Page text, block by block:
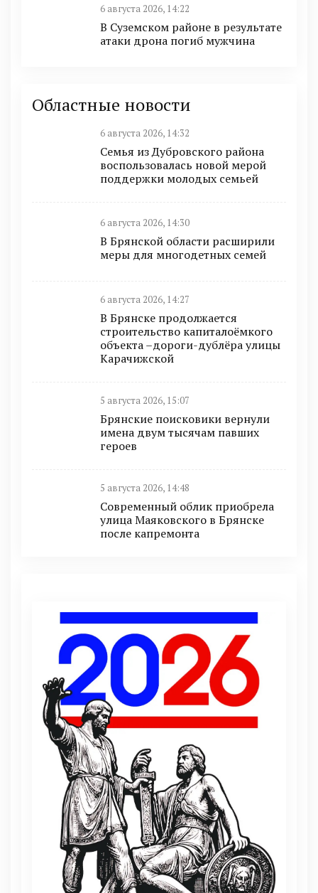
6 августа 2026, 14:22
В Суземском районе в результате
атаки дрона погиб мужчина
Областные новости
6 августа 2026, 14:32
Семья из Дубровского района
воспользовалась новой мерой
поддержки молодых семьей
6 августа 2026, 14:30
В Брянской области расширили
меры для многодетных семей
6 августа 2026, 14:27
В Брянске продолжается
строительство капиталоёмкого
объекта –дороги-дублёра улицы
Карачижской
5 августа 2026, 15:07
Брянские поисковики вернули
имена двум тысячам павших
героев
5 августа 2026, 14:48
Современный облик приобрела
улица Маяковского в Брянске
после капремонта